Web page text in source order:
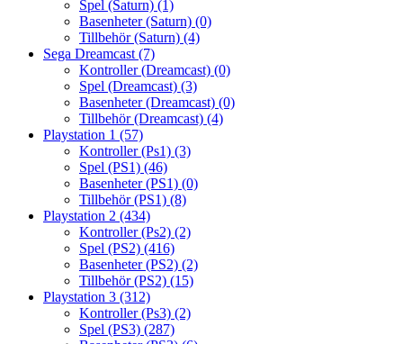
Spel (Saturn) (1)
Basenheter (Saturn) (0)
Tillbehör (Saturn) (4)
Sega Dreamcast (7)
Kontroller (Dreamcast) (0)
Spel (Dreamcast) (3)
Basenheter (Dreamcast) (0)
Tillbehör (Dreamcast) (4)
Playstation 1 (57)
Kontroller (Ps1) (3)
Spel (PS1) (46)
Basenheter (PS1) (0)
Tillbehör (PS1) (8)
Playstation 2 (434)
Kontroller (Ps2) (2)
Spel (PS2) (416)
Basenheter (PS2) (2)
Tillbehör (PS2) (15)
Playstation 3 (312)
Kontroller (Ps3) (2)
Spel (PS3) (287)